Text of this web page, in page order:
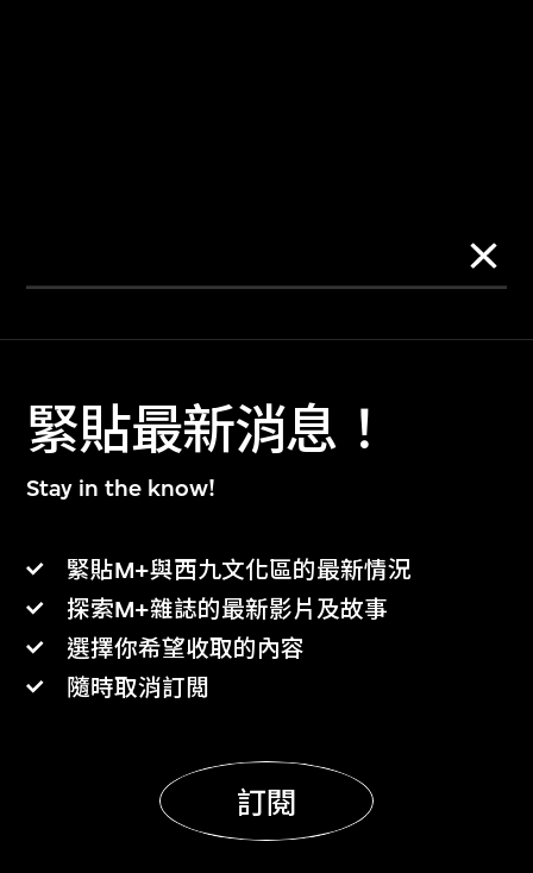
緊貼最新消息！
Stay in the know!
緊貼M+與西九文化區的最新情況
探索M+雜誌的最新影片及故事
選擇你希望收取的內容
隨時取消訂閲
訂閱